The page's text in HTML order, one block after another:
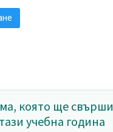
която ще свърши
учебна година